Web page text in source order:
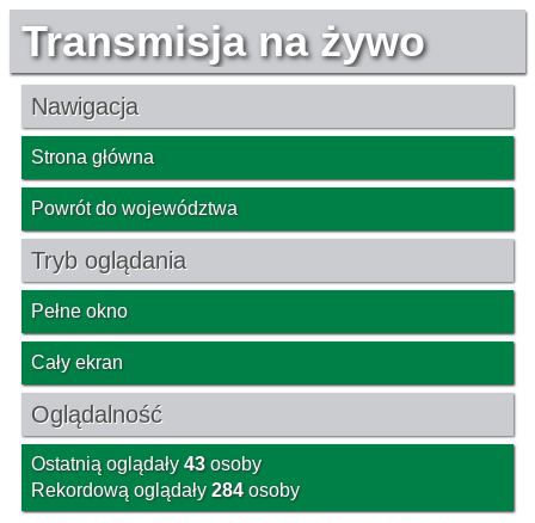
Transmisja na żywo
Nawigacja
Strona główna
Powrót do województwa
Tryb oglądania
Pełne okno
Cały ekran
Oglądalność
Ostatnią oglądały43osoby
Rekordową oglądały284osoby